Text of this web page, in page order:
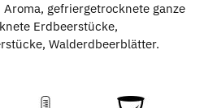
gefriergetrocknete ganze
Erdbeerstücke,
Walderdbeerblätter.